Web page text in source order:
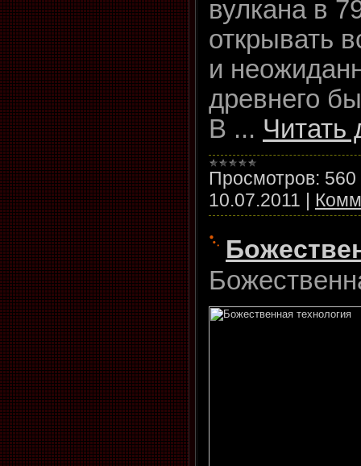
вулкана в
открывать
и
древнего
В ... Читать
Просмотров: 560
10.07.2011 |